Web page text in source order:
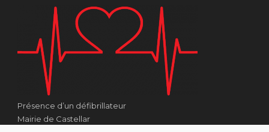
Présence d’un défibrillateur
Mairie de Castellar